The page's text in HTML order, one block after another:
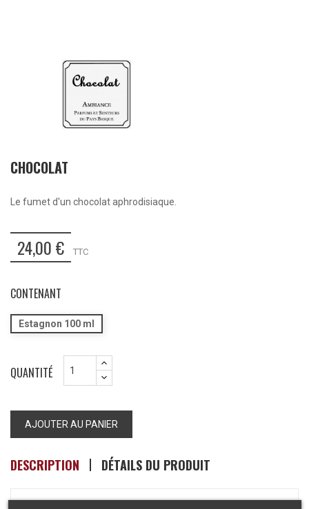
CHOCOLAT
Le fumet d'un chocolat aphrodisiaque.
24,00 € TTC
CONTENANT
Estagnon 100 ml
QUANTITÉ
AJOUTER AU PANIER
DESCRIPTION DÉTAILS DU PRODUIT